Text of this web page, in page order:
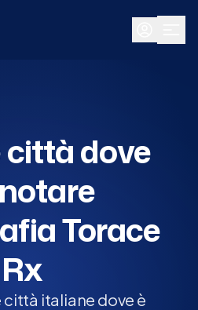
dove
Torace
Rx
italiane dove è